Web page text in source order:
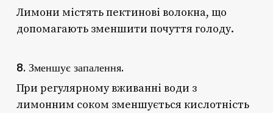
Лимони містять пектинові волокна, що
допомагають зменшити почуття голоду.
8. Зменшує запалення.
При регулярному вживанні води з
лимонним соком зменшується кислотність